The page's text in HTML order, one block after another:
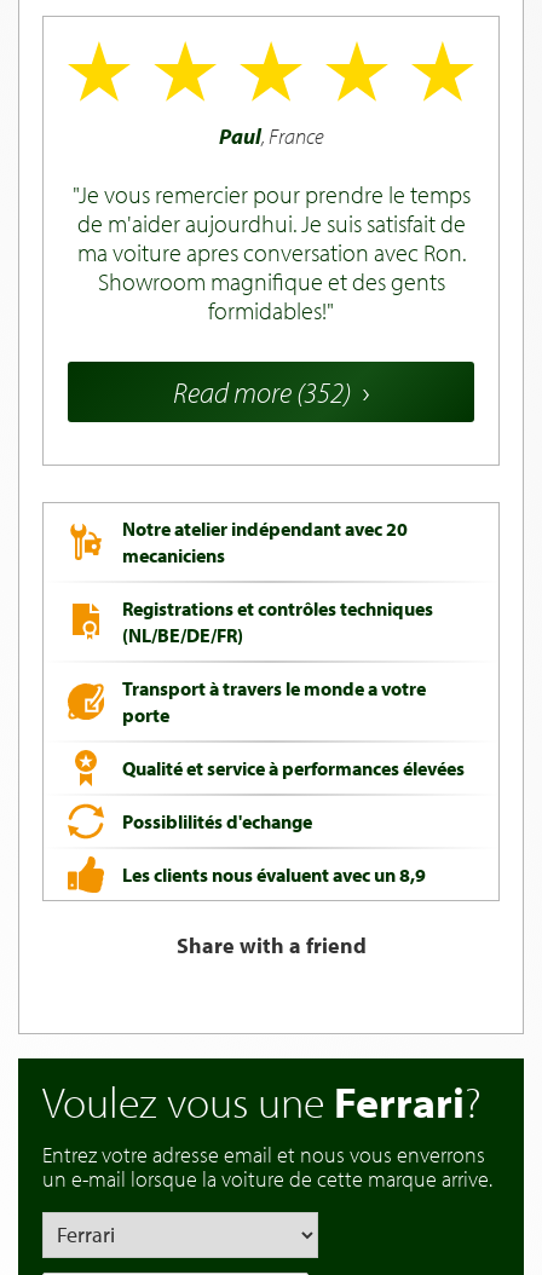
Paul, France
Je vous remercier pour prendre le temps
de m'aider aujourdhui. Je suis satisfait de
ma voiture apres conversation avec Ron.
Showroom magnifique et des gents
formidables!
Read more (352)
Notre atelier indépendant avec 20
mecaniciens
Registrations et contrôles techniques
(NL/BE/DE/FR)
Transport à travers le monde a votre
porte
Qualité et service à performances élevées
Possiblilités d'echange
Les clients nous évaluent avec un 8,9
Share with a friend
Voulez vous une Ferrari?
Entrez votre adresse email et nous vous enverrons
un e-mail lorsque la voiture de cette marque arrive.